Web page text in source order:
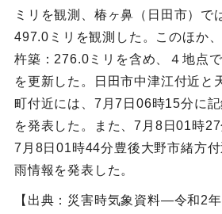
ミリを観測、椿ヶ鼻（日田市）で
497.0ミリを観測した。このほか
杵築：276.0ミリを含め、４地点
を更新した。日田市中津江付近と
町付近には、7月7日06時15分に
を発表した。また、7月8日01時
7月8日01時44分豊後大野市緒方
雨情報を発表した。
【出典：災害時気象資料―令和2